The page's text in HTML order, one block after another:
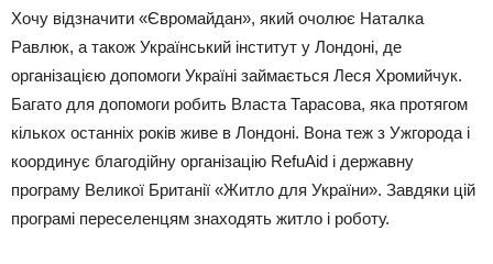
Хочу відзначити «Євромайдан», який очолює Наталка
Равлюк, а також Український інститут у Лондоні, де
організацією допомоги Україні займається Леся Хромийчук.
Багато для допомоги робить Власта Тарасова, яка протягом
кількох останніх років живе в Лондоні. Вона теж з Ужгорода і
координує благодійну організацію RefuAid і державну
програму Великої Британії «Житло для України». Завдяки цій
програмі переселенцям знаходять житло і роботу.